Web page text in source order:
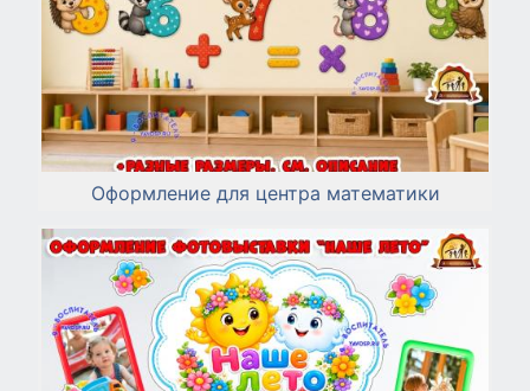
Оформление для центра математики